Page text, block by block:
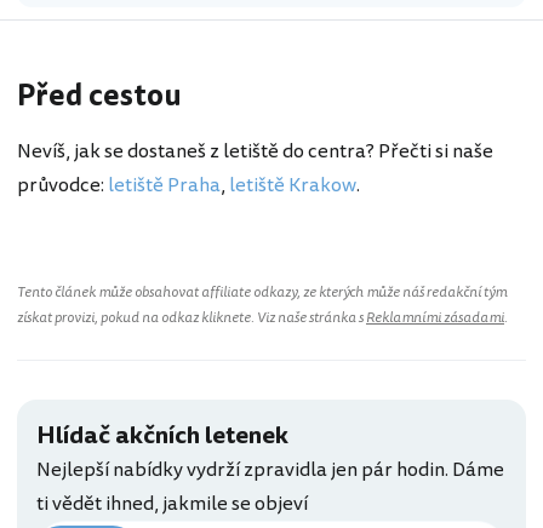
Před cestou
Nevíš, jak se dostaneš z letiště do centra? Přečti si naše
průvodce: letiště Praha, letiště Krakow.
Tento článek může obsahovat affiliate odkazy, ze kterých může náš redakční tým
získat provizi, pokud na odkaz kliknete. Viz naše stránka sReklamními zásadami.
Hlídač akčních letenek
Nejlepší nabídky vydrží zpravidla jen pár hodin. Dáme
ti vědět ihned, jakmile se objeví